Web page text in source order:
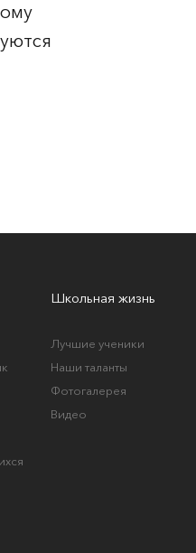
Школьная жизнь
Лучшие ученики
Наши таланты
Фотогалерея
Видео